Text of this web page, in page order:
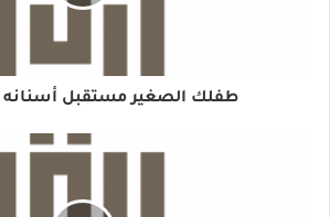
طفلك الصغير مستقبل أسنانه